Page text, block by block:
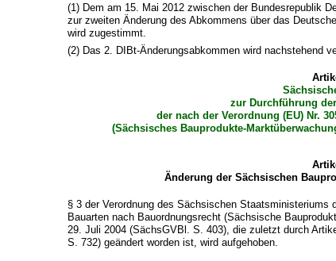
(1) Dem am 15. Mai 2012 zwischen der Bundesrepublik
zur zweiten Änderung des Abkommens über das
wird zugestimmt.
(2) Das 2. DIBt-Änderungsabkommen wird nachstehend
zur Durchführung
der nach der Verordnung (EU) Nr.
(Sächsisches Bauprodukte-
Änderung der Sächsischen
§ 3 der Verordnung des Sächsischen Staatsministeriums
Bauarten nach Bauordnungsrecht (Sächsische
29. Juli 2004 (SächsGVBl. S. 403), die zuletzt durch
S. 732) geändert worden ist, wird aufgehoben.